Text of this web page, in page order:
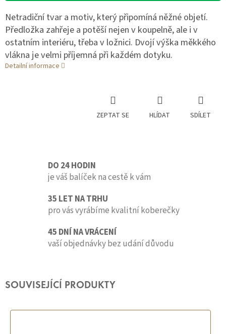
Netradiční tvar a motiv, který připomíná něžné objetí.
Předložka zahřeje a potěší nejen v koupelně, ale i v
ostatním interiéru, třeba v ložnici. Dvojí výška měkkého
vlákna je velmi příjemná při každém dotyku.
Detailní informace
ZEPTAT SE HLÍDAT SDÍLET
DO 24 HODIN
je váš balíček na cestě k vám
35 LET NA TRHU
pro vás vyrábíme kvalitní koberečky
45 DNÍ NA VRÁCENÍ
vaší objednávky bez udání důvodu
SOUVISEJÍCÍ PRODUKTY